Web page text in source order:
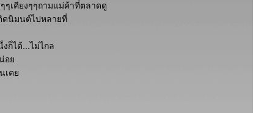
ๆเคียงๆๆถามแม่ค้าที่ตลาดดู
ดนิมนต์ไปหลายที่
ก็ได้...ไม่ไกล
น่อ
นเค